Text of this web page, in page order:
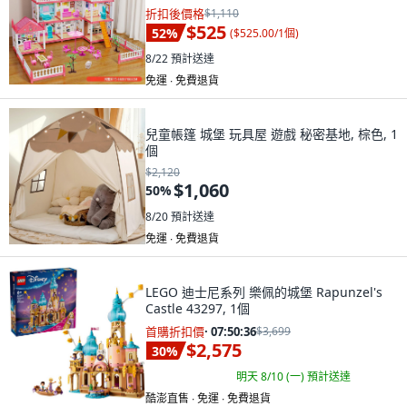
折扣後價格$1,110
52% $525 ($525.00/1個)
8/22預計送達
免運 ∙ 免費退貨
兒童帳篷 城堡 玩具屋 遊戲 秘密基地, 棕色, 1
個
$2,120
50%$1,060
8/20預計送達
免運 ∙ 免費退貨
LEGO 迪士尼系列 樂佩的城堡 Rapunzel's
Castle 43297, 1個
首購折扣價· 07:50:34$3,699
30% $2,575
明天 8/10 (一)預計送達
酷澎直售 ∙ 免運 ∙ 免費退貨